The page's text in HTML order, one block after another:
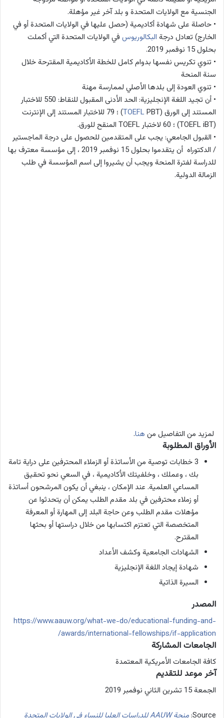
الجنسية مع الولايات المتحدة و بلد آخر غير مؤهلة.
• حاصلة على شهادة أكاديمية (حصل عليها في الولايات المتحدة أو في
الخارج) تعادل درجة البكالوريوس في الولايات المتحدة التي أكملت
بحلول 15 نوفمبر 2019.
• تنوي تكريس نفسها بدوام كامل للخطة الأكاديمية المقترحة خلال
سنة المنحة
• تنوي العودة إلى بلدها الأصلي لممارسة مهنة
• أن تجيد اللغة الإنجليزية: الحد الأدنى المقبول للنقاط: 550 للاختبار
المستند إلى الورق (
TOEFL
PBT) ؛ 79 للاختبار المستند إلى الإنترنت
(TOEFL iBT) ؛ 60 لاختبار TOEFL المنقح للورق.
• القبول الجامعي: يجب على المتقدمين للحصول على درجة الماجستير
/ الدكتوراه أن يتقدموا بحلول 15 نوفمبر 2019 ، إلى مؤسسة معترف بها
للدراسة لفترة المنحة ويجب أن يشيروا إلى اسم المؤسسة في طلب
الزمالة الدولية.
لمزيد من التفاصيل من هنا.
الأوراق المطلوبة
3 خطابات توصية
من الأساتذة أو الزملاء المحترفين على دراية تامة
بك ، وعملك ، وخلفيتك الأكاديمية ، في السعي نحو تحقيق
المساعي العلمية. عند الإمكان ، ينبغي أن يكون المرشحون أساتذة
أو زملاء محترفين في بلد مقدم الطلب يمكن أن يتحدثوا عن
مؤهلات مقدم الطلب وعن حاجة البلد إلى المهارة أو المعرفة
المتخصصة التي تعتزم اكتسابها من خلال دراستها أو بحثها
المقترح.
الشهادات الجامعية وكشف الأعداد
شهادة إيجاد اللغة الإنجليزية
السيرة الذاتية
المصدر
https://www.aauw.org/what-we-do/educational-funding-and-
awards/international-fellowships/if-application/
الجامعات المشاركة
كافة الجامعات الأمريكية المعتمدة
آخر موعد للتقديم
الجمعة 15 تشرين الثاني نوفمبر 2019
Source:
منحة AAUW للدراسات العليا للنساء في الولايات المتحدة